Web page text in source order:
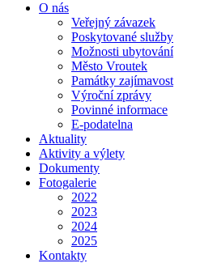
O nás
Veřejný závazek
Poskytované služby
Možnosti ubytování
Město Vroutek
Památky zajímavost
Výroční zprávy
Povinné informace
E-podatelna
Aktuality
Aktivity a výlety
Dokumenty
Fotogalerie
2022
2023
2024
2025
Kontakty